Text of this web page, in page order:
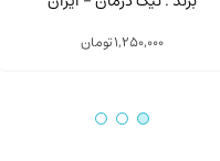
1,250,000تومان